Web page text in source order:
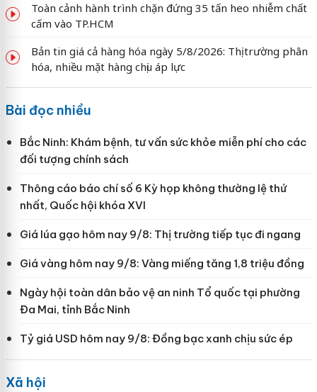
Toàn cảnh hành trình chặn đứng 35 tấn heo nhiễm chất
cấm vào TP.HCM
Bản tin giá cả hàng hóa ngày 5/8/2026: Thị trường phân
hóa, nhiều mặt hàng chịu áp lực
Bài đọc nhiều
Bắc Ninh: Khám bệnh, tư vấn sức khỏe miễn phí cho các
đối tượng chính sách
Thông cáo báo chí số 6 Kỳ họp không thường lệ thứ
nhất, Quốc hội khóa XVI
Giá lúa gạo hôm nay 9/8: Thị trường tiếp tục đi ngang
Giá vàng hôm nay 9/8: Vàng miếng tăng 1,8 triệu đồng
Ngày hội toàn dân bảo vệ an ninh Tổ quốc tại phường
Đa Mai, tỉnh Bắc Ninh
Tỷ giá USD hôm nay 9/8: Đồng bạc xanh chịu sức ép
Xã hội